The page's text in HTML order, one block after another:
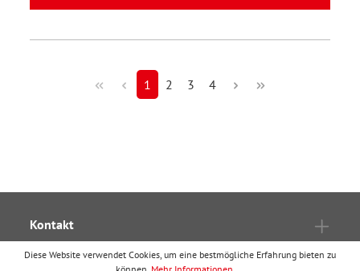
1 2 3 4
Kontakt
Ressourcen
Diese Website verwendet Cookies, um eine bestmögliche Erfahrung bieten zu